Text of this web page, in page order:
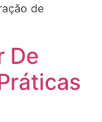
de
De